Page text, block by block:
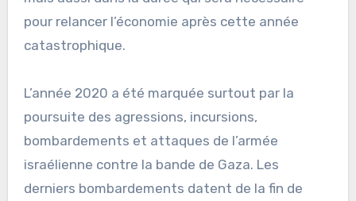
pour relancer l’économie après cette année
catastrophique.
L’année 2020 a été marquée surtout par la
poursuite des agressions, incursions,
bombardements et attaques de l’armée
israélienne contre la bande de Gaza. Les
derniers bombardements datent de la fin de